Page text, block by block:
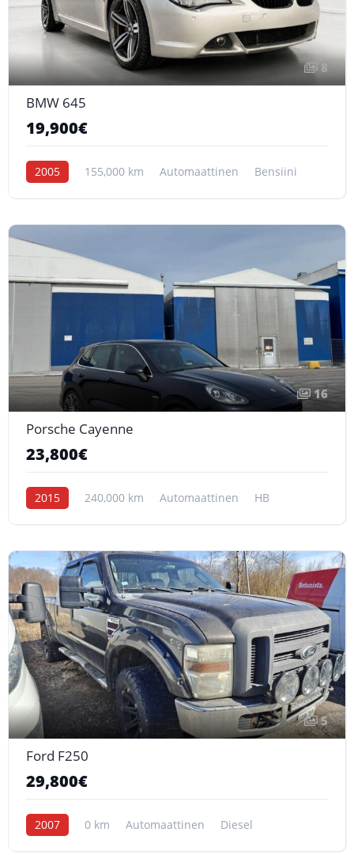
8
BMW 645
19,900€
2005 155,000 km Automaattinen Bensiini
16
Porsche Cayenne
23,800€
2015 240,000 km Automaattinen HB
5
Ford F250
29,800€
2007 0 km Automaattinen Diesel